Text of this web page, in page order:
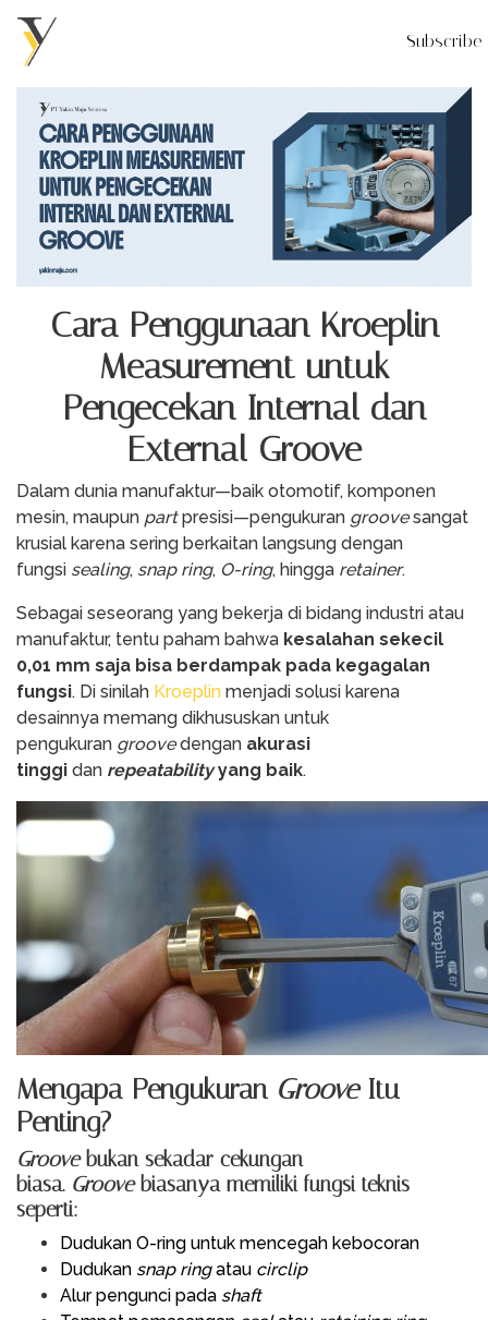
Subscribe
Cara Penggunaan Kroeplin
Measurement untuk
Pengecekan Internal dan
External Groove
Dalam dunia manufaktur—baik otomotif, komponen
mesin, maupun partpresisi—pengukuran groovesangat
krusial karena sering berkaitan langsung dengan
fungsi sealing, snap ring, O-ring, hingga retainer.
Sebagai seseorang yang bekerja di bidang industri atau
manufaktur, tentu paham bahwa kesalahan sekecil
0,01 mm saja bisa berdampak pada kegagalan
fungsi. Di sinilah Kroeplin menjadi solusi karena
desainnya memang dikhususkan untuk
pengukuran groovedengan akurasi
tinggi dan repeatabilityyang baik.
Mengapa Pengukuran GrooveItu
Penting?
Groovebukan sekadar cekungan
biasa. Groovebiasanya memiliki fungsi teknis
seperti:
Dudukan O-ring untuk mencegah kebocoran
Dudukan snap ringatau circlip
Alur pengunci pada shaft